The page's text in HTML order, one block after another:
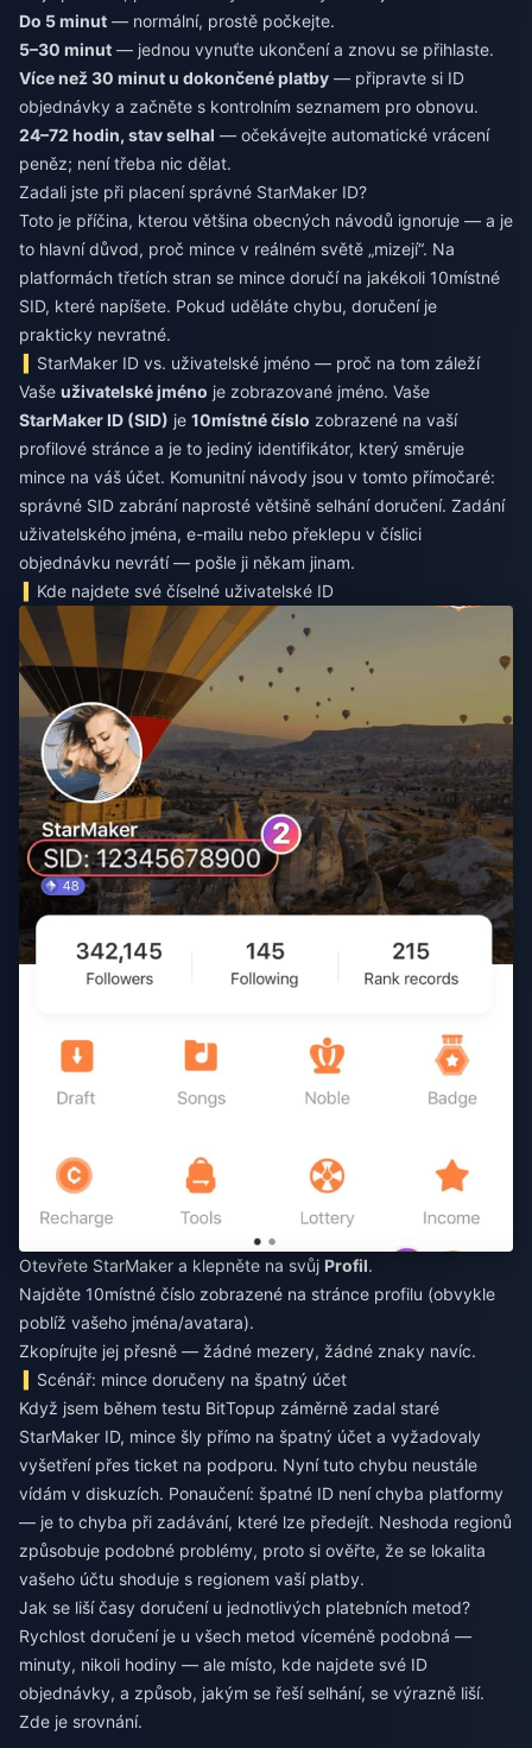
Do 5 minut — normální, prostě počkejte.
5–30 minut — jednou vynuťte ukončení a znovu se přihlaste.
Více než 30 minut u dokončené platby — připravte si ID
objednávky a začněte s kontrolním seznamem pro obnovu.
24–72 hodin, stav selhal — očekávejte automatické vrácení
peněz; není třeba nic dělat.
Zadali jste při placení správné StarMaker ID?
Toto je příčina, kterou většina obecných návodů ignoruje — a je
to hlavní důvod, proč mince v reálném světě „mizejí“. Na
platformách třetích stran se mince doručí na jakékoli 10místné
SID, které napíšete. Pokud uděláte chybu, doručení je
prakticky nevratné.
StarMaker ID vs. uživatelské jméno — proč na tom záleží
Vaše uživatelské jméno je zobrazované jméno. Vaše
StarMaker ID (SID) je 10místné číslo zobrazené na vaší
profilové stránce a je to jediný identifikátor, který směruje
mince na váš účet. Komunitní návody jsou v tomto přímočaré:
správné SID zabrání naprosté většině selhání doručení. Zadání
uživatelského jména, e-mailu nebo překlepu v číslici
objednávku nevrátí — pošle ji někam jinam.
Kde najdete své číselné uživatelské ID
Otevřete StarMaker a klepněte na svůj Profil.
Najděte 10místné číslo zobrazené na stránce profilu (obvykle
poblíž vašeho jména/avatara).
Zkopírujte jej přesně — žádné mezery, žádné znaky navíc.
Scénář: mince doručeny na špatný účet
Když jsem během testu BitTopup záměrně zadal staré
StarMaker ID, mince šly přímo na špatný účet a vyžadovaly
vyšetření přes ticket na podporu. Nyní tuto chybu neustále
vídám v diskuzích. Ponaučení: špatné ID není chyba platformy
— je to chyba při zadávání, které lze předejít. Neshoda regionů
způsobuje podobné problémy, proto si ověřte, že se lokalita
vašeho účtu shoduje s regionem vaší platby.
Jak se liší časy doručení u jednotlivých platebních metod?
Rychlost doručení je u všech metod víceméně podobná —
minuty, nikoli hodiny — ale místo, kde najdete své ID
objednávky, a způsob, jakým se řeší selhání, se výrazně liší.
Zde je srovnání.